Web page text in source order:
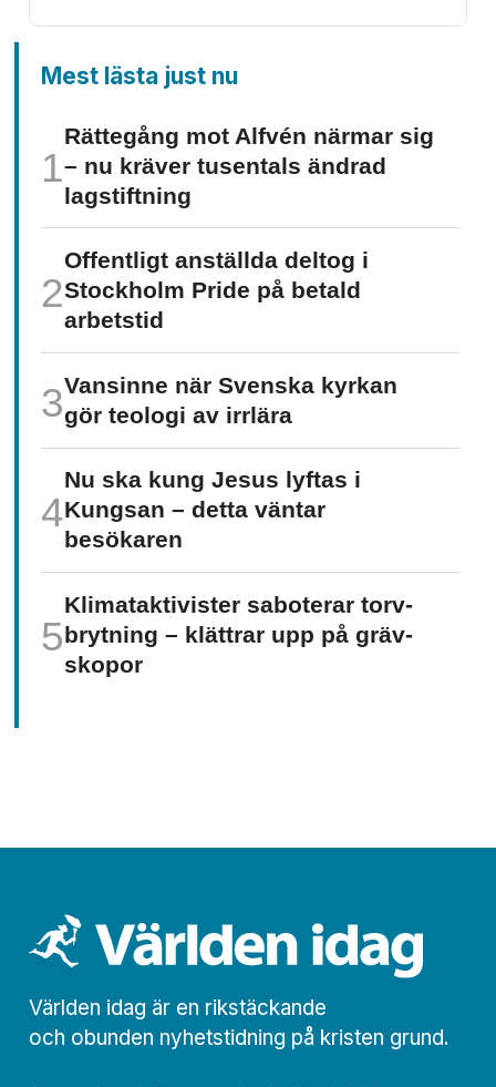
Mest lästa just nu
Rättegång mot Alfvén närmar sig
– nu kräver tusentals ändrad
lagstiftning
Offentligt anställda deltog i
Stockholm Pride på betald
arbetstid
Vansinne när Svenska kyrkan
gör teologi av irrlära
Nu ska kung Jesus lyftas i
Kungsan – detta väntar
besökaren
Klimat­aktivister saboterar torv­
brytning – klättrar upp på gräv­
skopor
Världen idag är en rikstäckande
och obunden nyhets­­­tidning på kristen grund.